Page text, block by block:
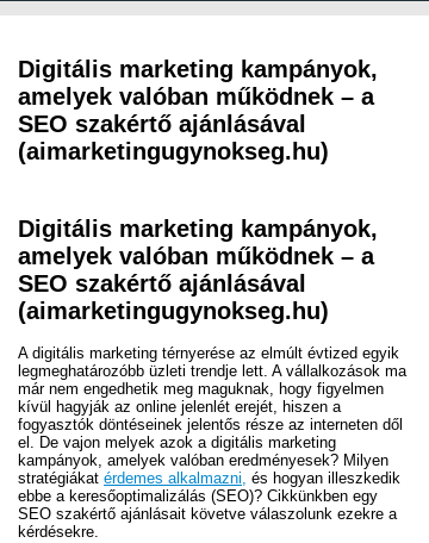
Digitális marketing kampányok,
amelyek valóban működnek – a
SEO szakértő ajánlásával
(aimarketingugynokseg.hu)
Digitális marketing kampányok,
amelyek valóban működnek – a
SEO szakértő ajánlásával
(aimarketingugynokseg.hu)
A digitális marketing térnyerése az elmúlt évtized egyik
legmeghatározóbb üzleti trendje lett. A vállalkozások ma
már nem engedhetik meg maguknak, hogy figyelmen
kívül hagyják az online jelenlét erejét, hiszen a
fogyasztók döntéseinek jelentős része az interneten dől
el. De vajon melyek azok a digitális marketing
kampányok, amelyek valóban eredményesek? Milyen
stratégiákat érdemes alkalmazni, és hogyan illeszkedik
ebbe a keresőoptimalizálás (SEO)? Cikkünkben egy
SEO szakértő ajánlásait követve válaszolunk ezekre a
kérdésekre.